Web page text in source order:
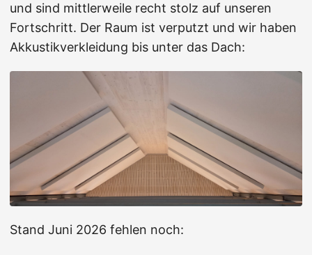
und sind mittlerweile recht stolz auf unseren
Fortschritt. Der Raum ist verputzt und wir haben
Akkustikverkleidung bis unter das Dach:
Stand Juni 2026 fehlen noch: